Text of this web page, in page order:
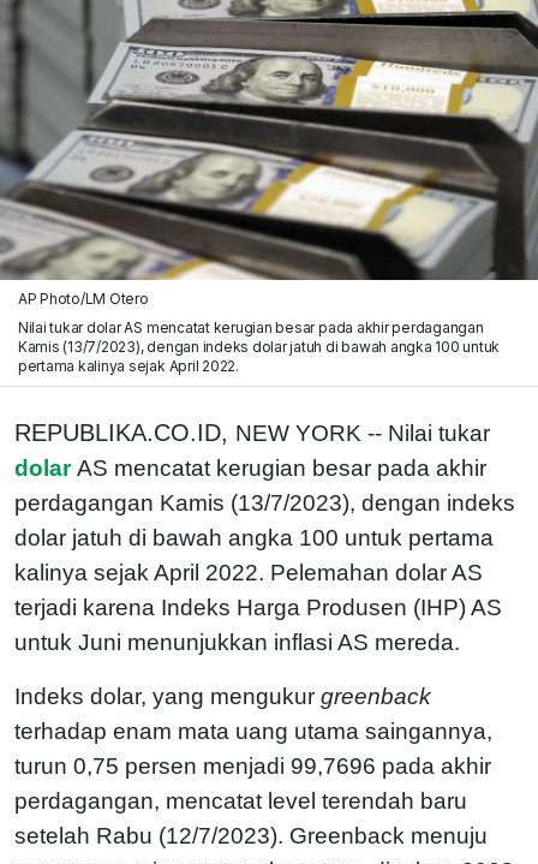
AP Photo/LM Otero
Nilai tukar dolar AS mencatat kerugian besar pada akhir perdagangan
Kamis (13/7/2023), dengan indeks dolar jatuh di bawah angka 100 untuk
pertama kalinya sejak April 2022.
REPUBLIKA.CO.ID, NEW YORK -- Nilai tukar
dolarAS mencatat kerugian besar pada akhir
perdagangan Kamis (13/7/2023), dengan indeks
dolar jatuh di bawah angka 100 untuk pertama
kalinya sejak April 2022. Pelemahan dolar AS
terjadi karena Indeks Harga Produsen (IHP) AS
untuk Juni menunjukkan inflasi AS mereda.
Indeks dolar, yang mengukur greenback
terhadap enam mata uang utama saingannya,
turun 0,75 persen menjadi 99,7696 pada akhir
perdagangan, mencatat level terendah baru
setelah Rabu (12/7/2023). Greenback menuju